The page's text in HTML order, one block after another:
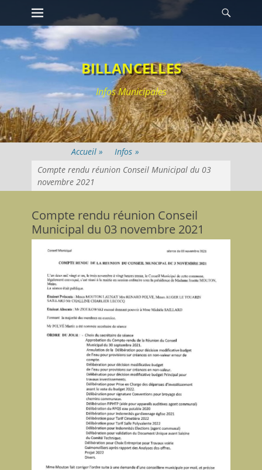
Passer
au
contenu
Premier menu
BILLANCELLES
Infos Municipales
Infos »
Compte rendu réunion Conseil Municipal du 03
novembre 2021
Compte rendu réunion Conseil
Municipal du 03 novembre 2021